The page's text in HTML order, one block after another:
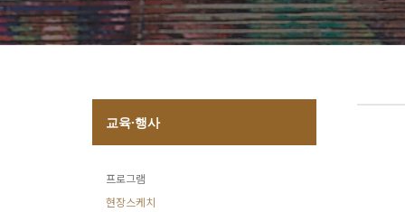
교육·행사
프로그램
현장스케치